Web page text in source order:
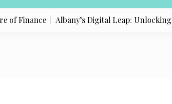
Finance |Albany’s Digital Leap: Unlocking